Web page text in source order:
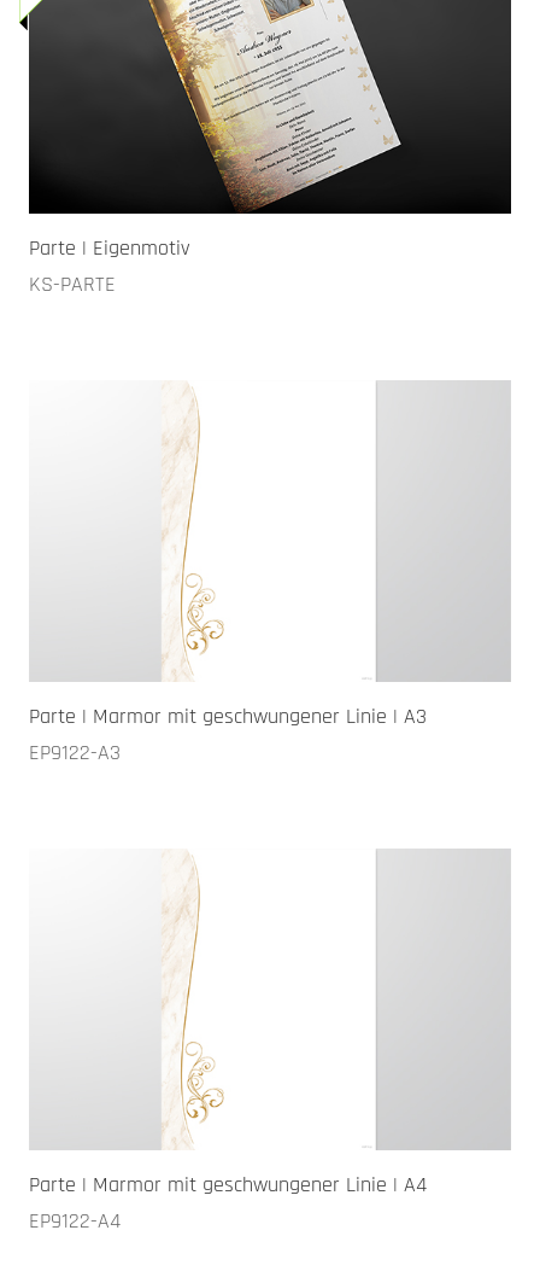
Parte | Eigenmotiv
KS-PARTE
Parte | Marmor mit geschwungener Linie | A3
EP9122-A3
Parte | Marmor mit geschwungener Linie | A4
EP9122-A4